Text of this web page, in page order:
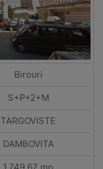
Birouri
S+P+2+M
TARGOVISTE
DAMBOVITA